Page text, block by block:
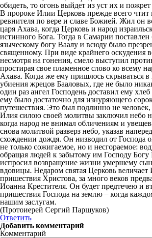
обидеть, то огонь выйдет из уст их и
В пророке Илии Церковь прежде всего чтит
ревнителя по вере и славе Божией. Жил он
царя Ахава, когда Церковь и народ
истинного Бога. Тогда в Самарии
языческому богу Ваалу и всюду было
священному. При виде крайнего оскудения
несмотря на гонения, смело выступил
простирая свое пламенное слово ко всему
Ахава. Когда же ему пришлось скрываться в
убиения жрецов Бааловых, где не было
один раз ангел Господень доставил ему
ему было достаточно для изнуряющего
путешествия. Это был подлинно не человек,
Илия силою своей молитвы заключил небо
когда народ не внимал обличениям и
снова молитвой разверз небо, указав
схождении дождя. Он низводил от Господа
не только сожигаемое, но и несгораемое:
обращая людей к забытому им Господу Богу
испросил возвращение жизни умершему
вдовицы. Недаром святая Церковь
пришествия Христова, за много веков
Иоанна Крестителя. Он будет предтечею и
пришествия Господа на землю – когда
нашим заслугам.
(Протоиерей Сергий Паршуков)
Ответить
Добавить комментарий
Комментарий